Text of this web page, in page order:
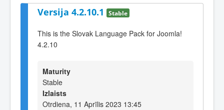
Versija 4.2.10.1 Stable
This is the Slovak Language Pack for Joomla!
4.2.10
Maturity
Stable
Izlaists
Otrdiena, 11 Aprīlis 2023 13:45